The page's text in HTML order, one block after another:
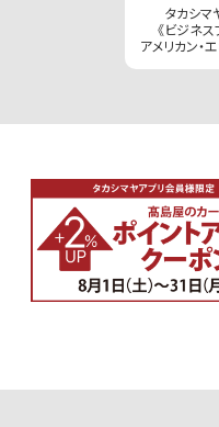
タカシマ
《ビジネス
アメリカン・